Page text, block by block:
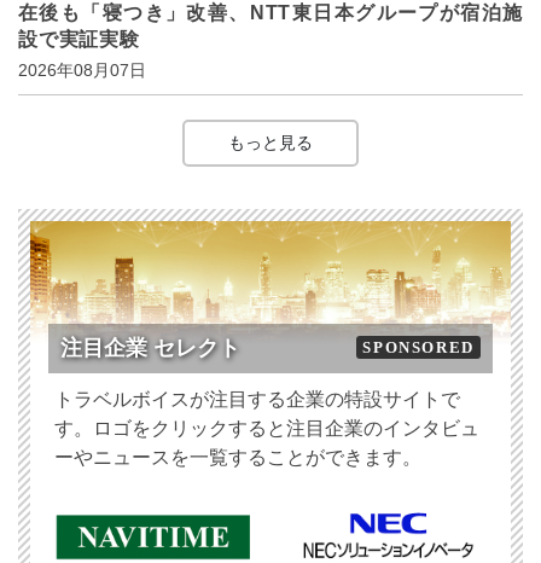
在後も「寝つき」改善、NTT東日本グループが宿泊施
設で実証実験
2026年08月07日
もっと見る
注目企業 セレクト SPONSORED
トラベルボイスが注目する企業の特設サイトで
す。ロゴをクリックすると注目企業のインタビュ
ーやニュースを一覧することができます。